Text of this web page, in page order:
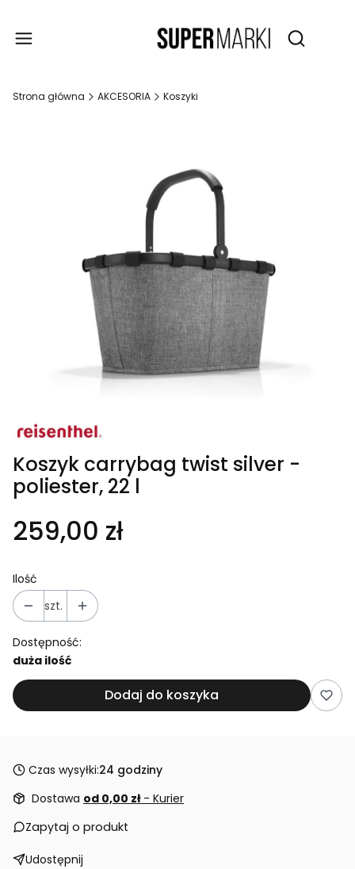
Otwórz
Strona główna AKCESORIA Koszyki
Koszyk carrybag twist silver -
poliester, 22 l
259,00 zł
Ilość
szt.
Dostępność:
duża ilość
Dodaj do koszyka
Czas wysyłki:24 godziny
Dostawa od 0,00 zł - Kurier
Zapytaj o produkt
Udostępnij